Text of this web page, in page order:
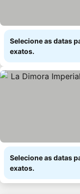
Selecione as datas
exatos.
Selecione as datas
exatos.